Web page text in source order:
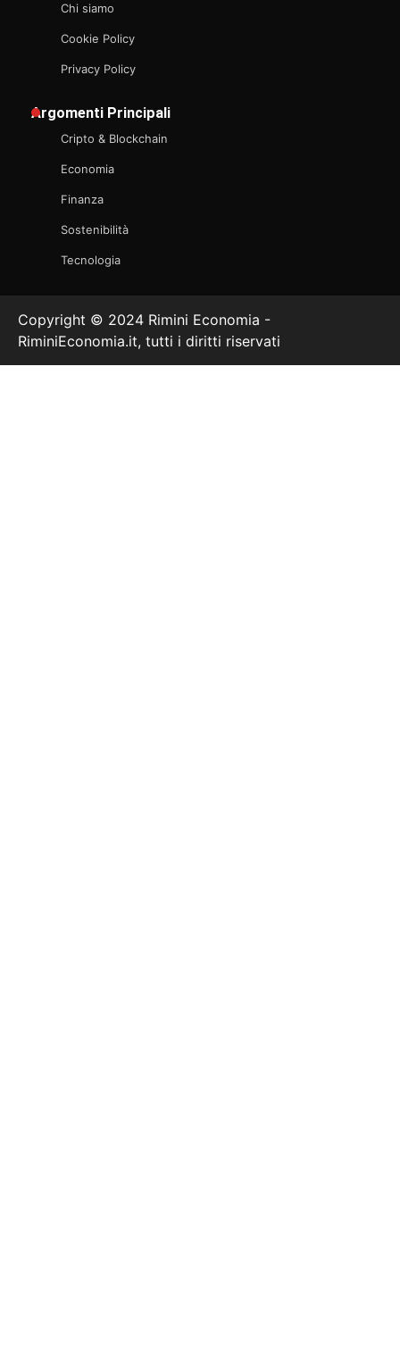
Chi siamo
Cookie Policy
Privacy Policy
Argomenti Principali
Cripto & Blockchain
Economia
Finanza
Sostenibilità
Tecnologia
Copyright © 2024 Rimini Economia -
RiminiEconomia.it, tutti i diritti riservati